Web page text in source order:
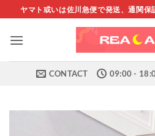
to
content
ヤマト或いは佐川急便で発送、通関保
CONTACT 09:00 -